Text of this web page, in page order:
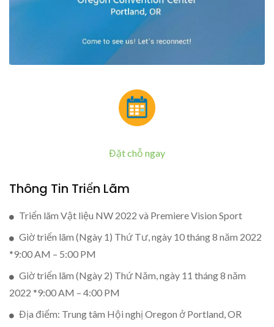
Đặt chỗ ngay
Thông Tin Triển Lãm
Triển lãm Vật liệu NW 2022 và Premiere Vision Sport
Giờ triển lãm (Ngày 1) Thứ Tư, ngày 10 tháng 8 năm 2022
*9:00 AM – 5:00 PM
Giờ triển lãm (Ngày 2) Thứ Năm, ngày 11 tháng 8 năm
2022 *9:00 AM – 4:00 PM
Địa điểm: Trung tâm Hội nghị Oregon ở Portland, OR